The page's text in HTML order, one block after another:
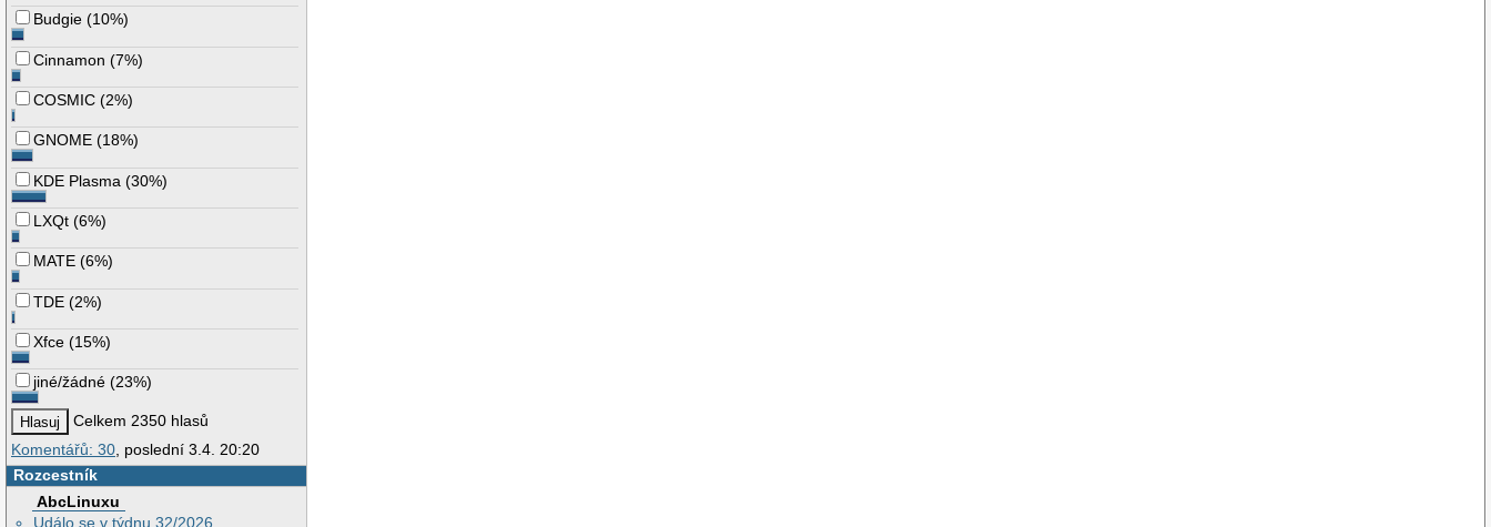
Budgie (10%)
Cinnamon (7%)
COSMIC (2%)
GNOME (18%)
KDE Plasma (30%)
LXQt (6%)
MATE (6%)
TDE (2%)
Xfce (15%)
jiné/žádné (23%)
Celkem 2350 hlasů
Komentářů: 30 , poslední 3.4. 20:20
Rozcestník
AbcLinuxu
Událo se v týdnu 32/2026